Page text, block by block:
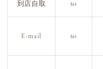
到店自取 $0
E-mail $0